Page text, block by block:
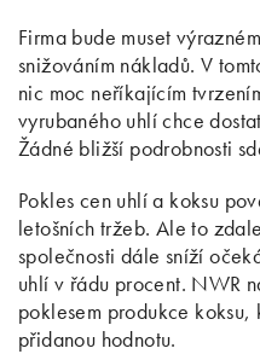
Firma bude muset
snižováním nákladů. V
nic moc neříkajícím
vyrubaného uhlí chce
Žádné bližší podrobnosti
Pokles cen uhlí a koksu
letošních tržeb. Ale to
společnosti dále sníží
uhlí v řádu procent. NWR
poklesem produkce
přidanou hodnotu.